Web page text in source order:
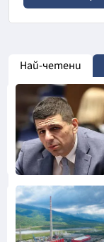
Най-четени